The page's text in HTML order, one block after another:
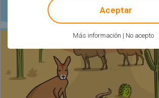
Más información | No acepto
Aceptar